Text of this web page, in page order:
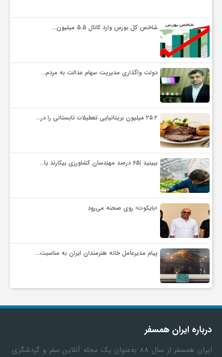
شاخص کل بورس وارد کانال 5.5 میلیون…
دولت واگذاری مدیریت سهام عدالت به مردم…
۲۵.۲ میلیون بریتانیایی تعطیلات تابستانی را در…
ببینید |65 درصد مهندسان کشاورزی بیکارند یا…
«بایکوت» روی صحنه می‌رود
پیام مدیرعامل خانه هنرمندان ایران به مناسبت…
درباره ایران همسفر
ایران همسفر
از سال ۸۸ به‎‌عنوان یک مجله آنلاین سفر و گردشگری